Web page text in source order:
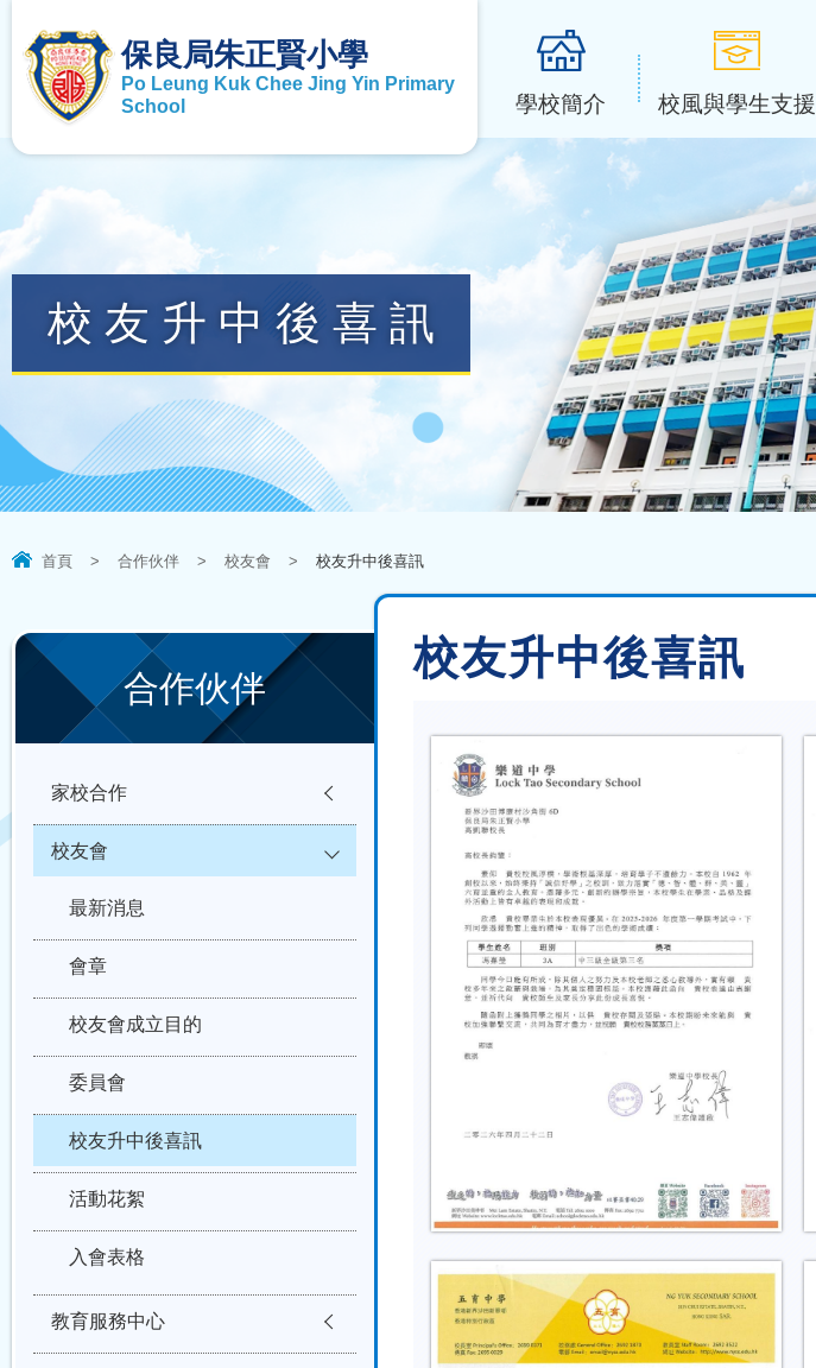
保良局朱正賢小學
Po Leung Kuk Chee Jing Yin Primary
School
學校簡介 校風與學生支援
校友升中後喜訊
首頁 > 合作伙伴 > 校友會 > 校友升中後喜訊
校友升中後喜訊
合作伙伴
家校合作
校友會
最新消息
會章
校友會成立目的
委員會
校友升中後喜訊
活動花絮
入會表格
教育服務中心